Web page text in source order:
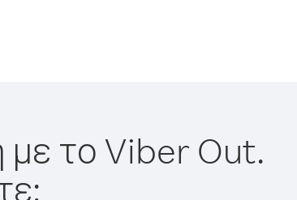
με το Viber Out.